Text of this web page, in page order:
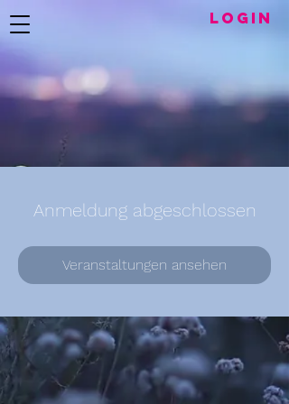
LogIN
Anmeldung abgeschlossen
Veranstaltungen ansehen